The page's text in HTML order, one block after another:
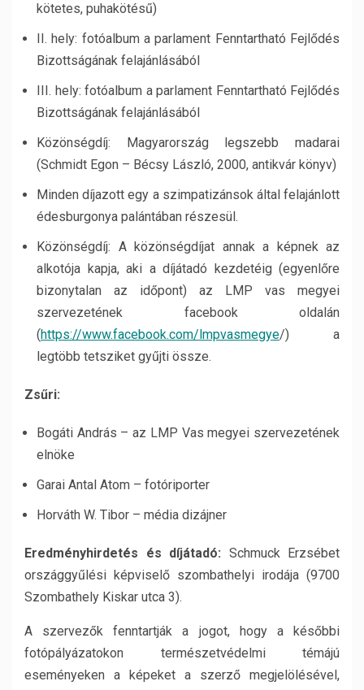
kötetes, puhakötésű)
II. hely: fotóalbum a parlament Fenntartható Fejlődés
Bizottságának felajánlásából
III. hely: fotóalbum a parlament Fenntartható Fejlődés
Bizottságának felajánlásából
Közönségdíj: Magyarország legszebb madarai
(Schmidt Egon – Bécsy László, 2000, antikvár könyv)
Minden díjazott egy a szimpatizánsok által felajánlott
édesburgonya palántában részesül.
Közönségdíj: A közönségdíjat annak a képnek az
alkotója kapja, aki a díjátadó kezdetéig (egyenlőre
bizonytalan az időpont) az LMP vas megyei
szervezetének facebook oldalán
(https://www.facebook.com/lmpvasmegye/) a
legtöbb tetsziket gyűjti össze.
Zsűri:
Bogáti András – az LMP Vas megyei szervezetének
elnöke
Garai Antal Atom – fotóriporter
Horváth W. Tibor – média dizájner
Eredményhirdetés és díjátadó: Schmuck Erzsébet
országgyűlési képviselő szombathelyi irodája (9700
Szombathely Kiskar utca 3).
A szervezők fenntartják a jogot, hogy a későbbi
fotópályázatokon természetvédelmi témájú
eseményeken a képeket a szerző megjelölésével,